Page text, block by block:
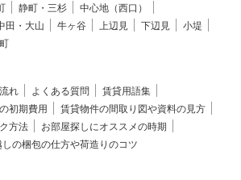
静町・三杉
中心地（西口）
田・大山 牛ヶ谷 上辺見 下辺見
小堤
れ よくある質問
賃貸用語集
初期費用
賃貸物件の間取り図や資料の見方
方法
お部屋探しにオススメの時期
しの梱包の仕方や荷造りのコツ